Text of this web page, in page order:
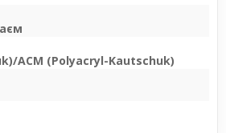
ACM (Polyacryl-Kautschuk)